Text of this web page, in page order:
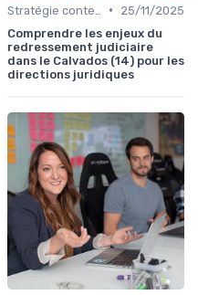
•
25/11/2025
Comprendre les enjeux du
redressement judiciaire
dans le Calvados (14) pour les
directions juridiques